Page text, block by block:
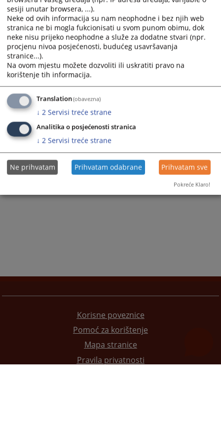
Krivična djela Posjedovanje i omogućavanje
uživanja opojnih droga
Teška krivična djela protiv opšte sigurnosti ljudi
i imovine
Krivično djelo Primanje dara i drugih oblika
koristi i zoupotreba položaja
Krivična djela Neovlaštena proizvodnja i
stavljanje u promet opojnih droga
Krivična djela Teška krađa
Krivična djela Nasilje u porodici
Krivična djela Spojni odnošaj s djetetom
Korisne poveznice
Pomoć za korištenje
Mapa stranice
Pravila privatnosti
sesiji unutar browsera, ...).
Neke od ovih informacija su nam neophodne i bez njih web
stranica ne bi mogla fukcionisati u svom punom obimu, dok
neke nisu prijeko neophodne a služe za dodatne stvari (npr.
procjenu nivoa posjećenosti, budućeg usavršavanja
stranice...).
Na ovom mjestu možete dozvoliti ili uskratiti pravo na
korištenje tih informacija.
Translation(obavezna)
↓ 2 Servisi treće strane
Analitika o posjećenosti stranica
↓ 2 Servisi treće strane
Ne prihvatam Prihvatam odabrane Prihvatam sve
Pokreće Klaro!